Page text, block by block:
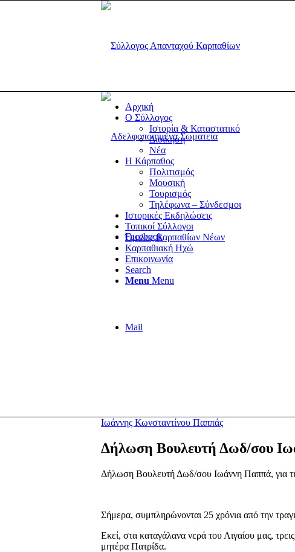
Facebook
Mail
Αρχική
Ο Σύλλογος
Ιστορία & Καταστατικό
Διοίκηση
Νέα
Η Κάρπαθος
Πολιτισμός
Μουσική
Τουρισμός
Τηλέφωνα – Σύνδεσμοι
Ιστορικές Εκδηλώσεις
Τοπικοί Σύλλογοι
Όμιλος Καρπαθίων Νέων
Καρπαθιακή Ηχώ
Επικοινωνία
Search
Menu Menu
Ιωάννης Κωνσταντίνου Παππάς
Δήλωση Βουλευτή Δωδ/σου
Δήλωση Βουλευτή Δωδ/σου Ιωάννη Παππά, για
Σήμερα, συμπληρώνονται 25 χρόνια από την
Εκεί, στα καταγάλανα νερά του Αιγαίου μας,
μητέρα Πατρίδα.